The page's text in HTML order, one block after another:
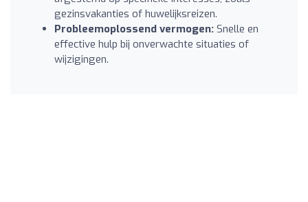
gezinsvakanties of huwelijksreizen.
Probleemoplossend vermogen: Snelle en
effective hulp bij onverwachte situaties of
wijzigingen.